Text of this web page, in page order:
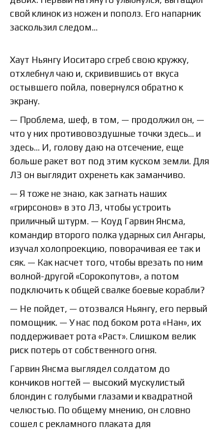
свой клинок из ножен и пополз. Его напарник
заскользил следом…
Хаут Ньянгу Иоситаро сгреб свою кружку,
отхлебнул чаю и, скривившись от вкуса
остывшего пойла, повернулся обратно к
экрану.
— Проблема, шеф, в том, — продолжил он, —
что у них противовоздушные точки здесь… и
здесь… И, голову даю на отсечение, еще
больше ракет вот под этим куском земли. Для
ЛЗ он выглядит охренеть как заманчиво.
— Я тоже не знаю, как загнать наших
«грирсонов» в это ЛЗ, чтобы устроить
приличный штурм. — Коуд Гарвин Янсма,
командир второго полка ударных сил Ангары,
изучал холопроекцию, поворачивая ее так и
сяк. — Как насчет того, чтобы врезать по ним
волной-другой «Сорокопутов», а потом
подключить к общей свалке боевые корабли?
— Не пойдет, — отозвался Ньянгу, его первый
помощник. — У нас под боком рота «Нан», их
поддерживает рота «Раст». Слишком велик
риск потерь от собственного огня.
Гарвин Янсма выглядел солдатом до
кончиков ногтей — высокий мускулистый
блондин с голубыми глазами и квадратной
челюстью. По общему мнению, он словно
сошел с рекламного плаката для